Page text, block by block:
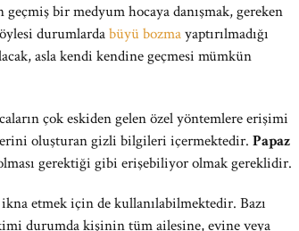
bir medyum hocaya danışmak, gereken
durumlardabüyü bozmayaptırılmadığı
asla kendi kendine geçmesi mümkün
çok eskiden gelen özel yöntemlere erişimi
oluşturan gizli bilgileri içermektedir. Papaz
gerektiği gibi erişebiliyor olmak gereklidir.
etmek için de kullanılabilmektedir. Bazı
durumda kişinin tüm ailesine, evine veya